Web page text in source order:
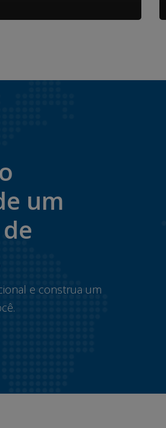
um
e construa um